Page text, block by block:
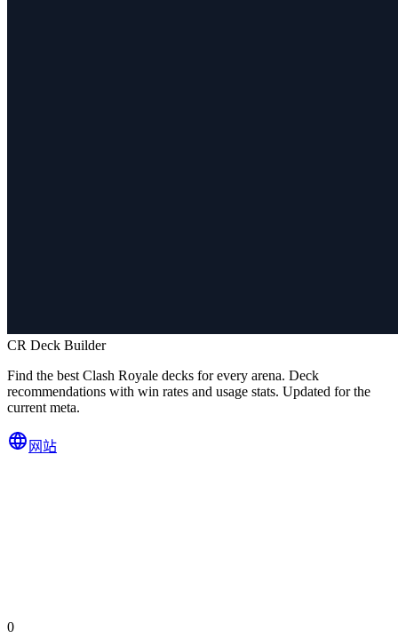
CR Deck Builder
Find the best Clash Royale decks for every arena. Deck
recommendations with win rates and usage stats. Updated for the
current meta.
网站
0